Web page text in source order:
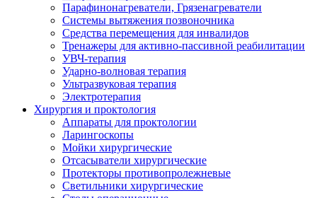
Парафинонагреватели, Грязенагреватели
Системы вытяжения позвоночника
Средства перемещения для инвалидов
Тренажеры для активно-пассивной реабилитации
УВЧ-терапия
Ударно-волновая терапия
Ультразвуковая терапия
Электротерапия
Хирургия и проктология
Аппараты для проктологии
Ларингоскопы
Мойки хирургические
Отсасыватели хирургические
Протекторы противопролежневые
Светильники хирургические